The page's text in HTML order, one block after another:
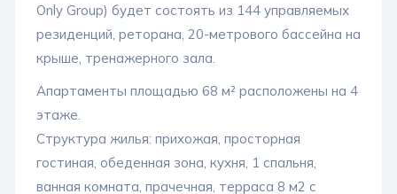
Only Group) будет состоять из 144 управляемых
резиденций, реторана, 20-метрового бассейна на
крыше, тренажерного зала.
Апартаменты площадью 68 м² расположены на 4
этаже.
Структура жилья: прихожая, просторная
гостиная, обеденная зона, кухня, 1 спальня,
ванная комната, прачечная, терраса 8 м2 с